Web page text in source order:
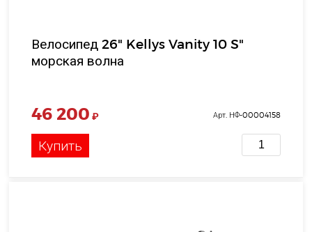
Велосипед 26" Kellys Vanity 10 S"
морская волна
46 200 ₽ Арт. НФ-00004158
Купить